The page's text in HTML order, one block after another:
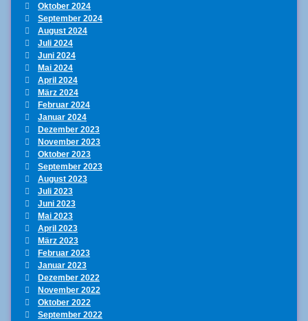
Oktober 2024
September 2024
August 2024
Juli 2024
Juni 2024
Mai 2024
April 2024
März 2024
Februar 2024
Januar 2024
Dezember 2023
November 2023
Oktober 2023
September 2023
August 2023
Juli 2023
Juni 2023
Mai 2023
April 2023
März 2023
Februar 2023
Januar 2023
Dezember 2022
November 2022
Oktober 2022
September 2022